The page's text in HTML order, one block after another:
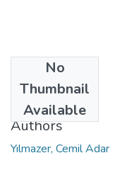
No
Thumbnail
Available
2024
Authors
Yılmazer, Cemil Adar